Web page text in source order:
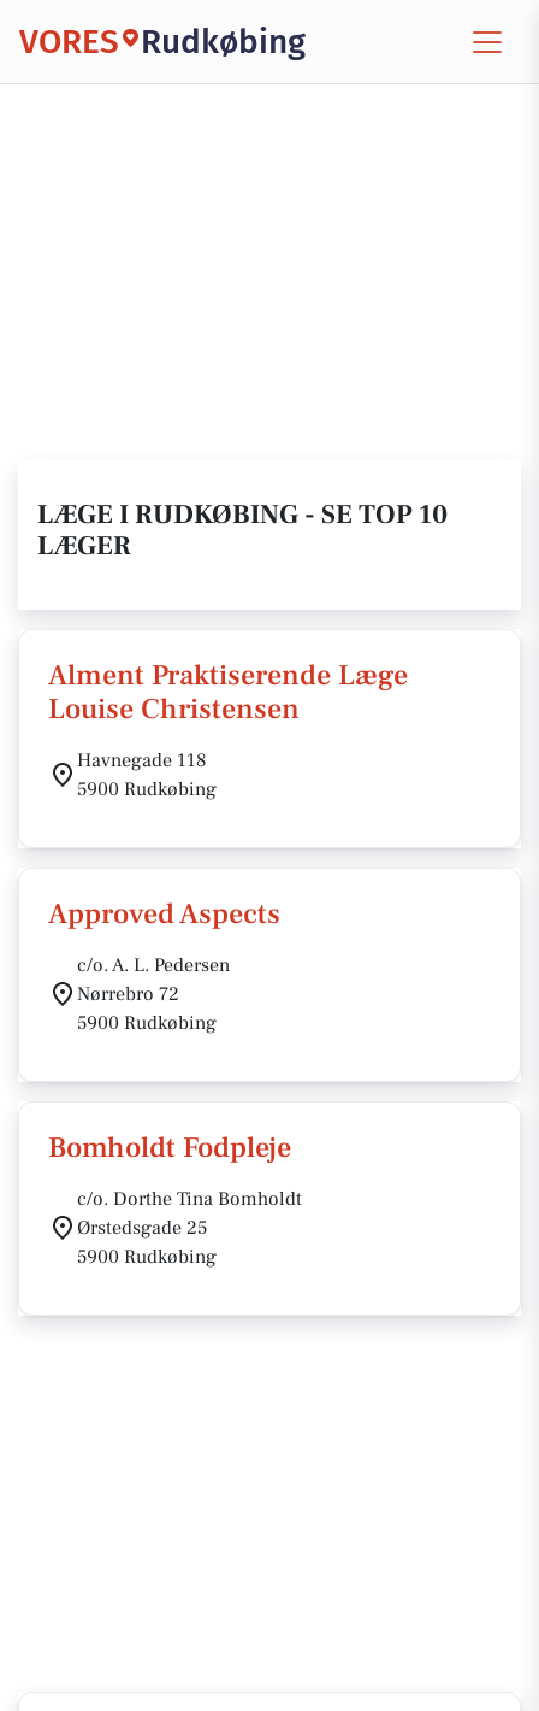
VORES Rudkøbing
LÆGE I RUDKØBING - SE TOP 10
LÆGER
Alment Praktiserende Læge
Louise Christensen
Havnegade 118
5900 Rudkøbing
Approved Aspects
c/o. A. L. Pedersen
Nørrebro 72
5900 Rudkøbing
Bomholdt Fodpleje
c/o. Dorthe Tina Bomholdt
Ørstedsgade 25
5900 Rudkøbing